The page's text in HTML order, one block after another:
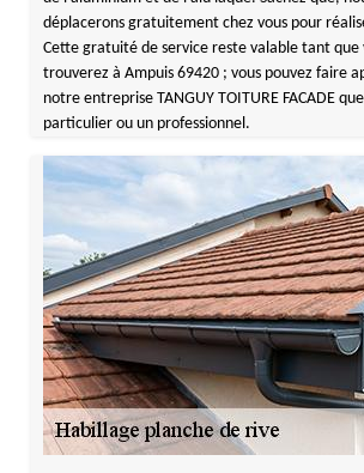
déplacerons gratuitement chez vous pour
Cette gratuité de service reste valable tant que
trouverez à Ampuis 69420 ; vous pouvez faire
notre entreprise TANGUY TOITURE FACADE
particulier ou un professionnel.